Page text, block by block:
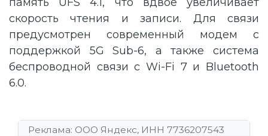
скорость чтения и записи. Для связи
предусмотрен современный модем с
поддержкой 5G Sub-6, а также система
беспроводной связи с Wi-Fi 7 и Bluetooth
6.0.
Реклама: ООО Яндекс, ИНН 7736207543